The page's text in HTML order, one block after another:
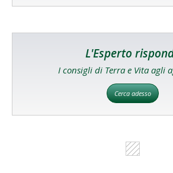
L'Esperto
I consigli di Terra e Vita agli
Cerca adesso